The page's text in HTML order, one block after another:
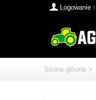
Logowanie
Strona główna >